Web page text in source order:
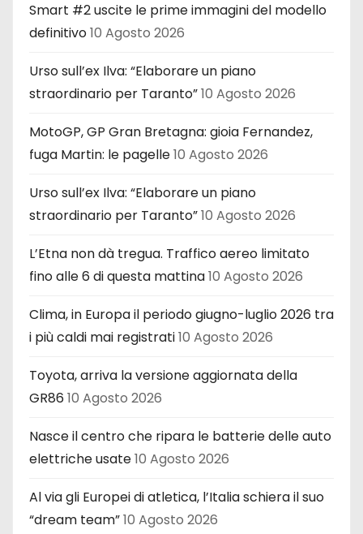
Smart #2 uscite le prime immagini del modello
definitivo10 Agosto 2026
Urso sull’ex Ilva: “Elaborare un piano
straordinario per Taranto”10 Agosto 2026
MotoGP, GP Gran Bretagna: gioia Fernandez,
fuga Martin: le pagelle10 Agosto 2026
Urso sull’ex Ilva: “Elaborare un piano
straordinario per Taranto”10 Agosto 2026
L’Etna non dà tregua. Traffico aereo limitato
fino alle 6 di questa mattina10 Agosto 2026
Clima, in Europa il periodo giugno-luglio 2026 tra
i più caldi mai registrati10 Agosto 2026
Toyota, arriva la versione aggiornata della
GR86 10 Agosto 2026
Nasce il centro che ripara le batterie delle auto
elettriche usate10 Agosto 2026
Al via gli Europei di atletica, l’Italia schiera il suo
“dream team”10 Agosto 2026